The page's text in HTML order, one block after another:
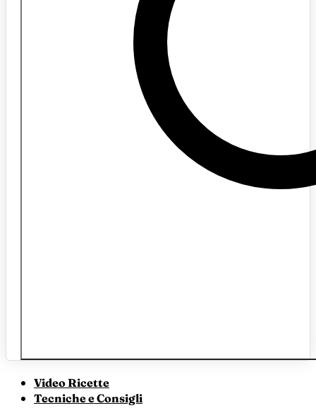
Video Ricette
Tecniche e Consigli